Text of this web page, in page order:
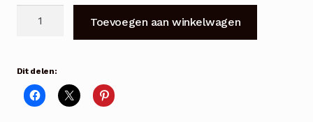
dressoir
2
deuren
en
Toevoegen aan winkelwagen
Dit delen: